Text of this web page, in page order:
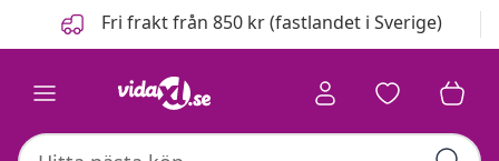
FöregåendeFri frakt från 850 kr (fastlandet i Sverige)